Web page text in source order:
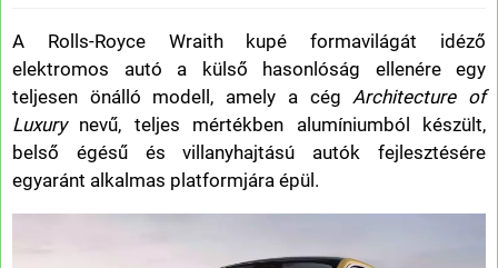
A Rolls-Royce Wraith kupé formavilágát idéző
elektromos autó a külső hasonlóság ellenére egy
teljesen önálló modell, amely a cég Architecture of
Luxurynevű, teljes mértékben alumíniumból készült,
belső égésű és villanyhajtású autók fejlesztésére
egyaránt alkalmas platformjára épül.